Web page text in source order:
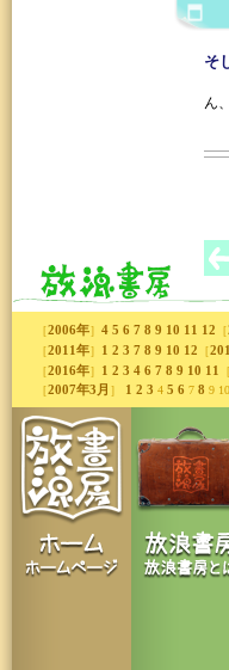
そ
ん
［2006年］ 4 5 6 7 8 9 10 11 12 ［
［2011年］ 1 2 3 7 8 9 10 12 ［
［2016年］ 1 2 3 4 6 7 8 9 10 11 ［
［2007年3月 ］ 1 2 3 4 5 6 7 8 9 10